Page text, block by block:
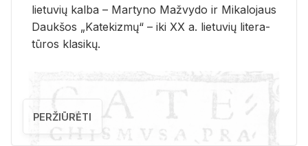
lie­tu­vių kal­ba – Mar­ty­no Ma­žvy­do ir Mi­ka­lo­jaus
Dauk­šos „Ka­te­kiz­mų“ – iki XX a. lie­tu­vių li­te­ra­
tū­ros kla­si­kų.
PERŽIŪRĖTI